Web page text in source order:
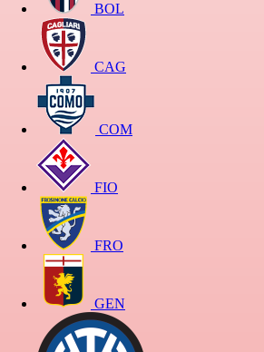
BOL
CAG
COM
FIO
FRO
GEN